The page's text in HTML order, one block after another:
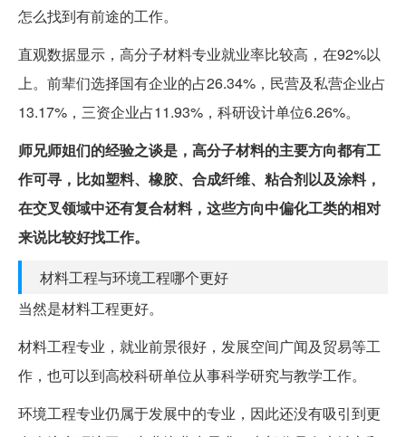
怎么找到有前途的工作。
直观数据显示，高分子材料专业就业率比较高，在92%以
上。前辈们选择国有企业的占26.34%，民营及私营企业占
13.17%，三资企业占11.93%，科研设计单位6.26%。
师兄师姐们的经验之谈是，高分子材料的主要方向都有工
作可寻，比如塑料、橡胶、合成纤维、粘合剂以及涂料，
在交叉领域中还有复合材料，这些方向中偏化工类的相对
来说比较好找工作。
材料工程与环境工程哪个更好
当然是材料工程更好。
材料工程专业，就业前景很好，发展空间广闻及贸易等工
作，也可以到高校科研单位从事科学研究与教学工作。
环境工程专业仍属于发展中的专业，因此还没有吸引到更